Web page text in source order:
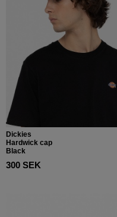
Dickies
Hardwick cap
Black
300 SEK